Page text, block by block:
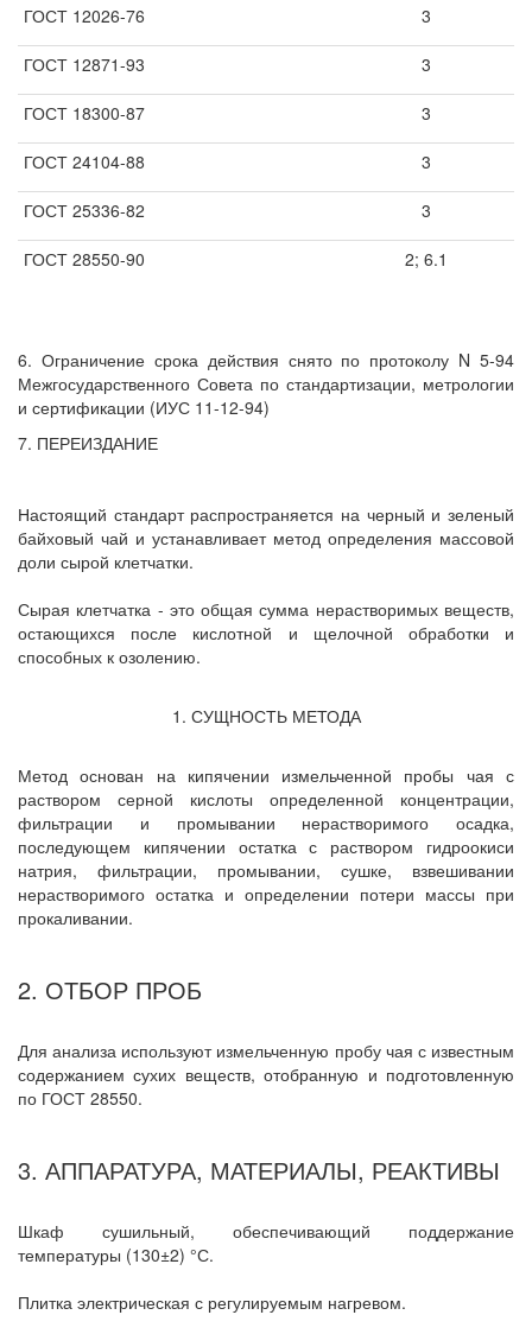
ГОСТ 12026-76 3
ГОСТ 12871-93 3
ГОСТ 18300-87 3
ГОСТ 24104-88 3
ГОСТ 25336-82 3
ГОСТ 28550-90 2; 6.1
6. Ограничение срока действия снято по протоколу N 5-94
Межгосударственного Совета по стандартизации, метрологии
и сертификации (ИУС 11-12-94)
7. ПЕРЕИЗДАНИЕ
Настоящий стандарт распространяется на черный и зеленый
байховый чай и устанавливает метод определения массовой
доли сырой клетчатки.
Сырая клетчатка - это общая сумма нерастворимых веществ,
остающихся после кислотной и щелочной обработки и
способных к озолению.
1. СУЩНОСТЬ МЕТОДА
Метод основан на кипячении измельченной пробы чая с
раствором серной кислоты определенной концентрации,
фильтрации и промывании нерастворимого осадка,
последующем кипячении остатка с раствором гидроокиси
натрия, фильтрации, промывании, сушке, взвешивании
нерастворимого остатка и определении потери массы при
прокаливании.
2. ОТБОР ПРОБ
Для анализа используют измельченную пробу чая с известным
содержанием сухих веществ, отобранную и подготовленную
по ГОСТ 28550.
3. АППАРАТУРА, МАТЕРИАЛЫ, РЕАКТИВЫ
Шкаф сушильный, обеспечивающий поддержание
температуры (130±2) °С.
Плитка электрическая с регулируемым нагревом.